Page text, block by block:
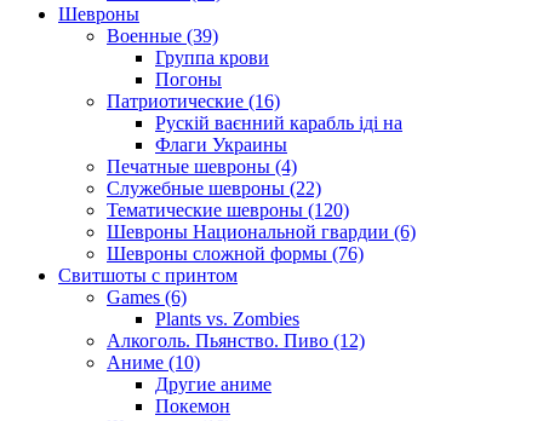
Шевроны
Военные (39)
Группа крови
Погоны
Патриотические (16)
Рускій ваєнний карабль іді на
Флаги Украины
Печатные шевроны (4)
Служебные шевроны (22)
Тематические шевроны (120)
Шевроны Национальной гвардии (6)
Шевроны сложной формы (76)
Свитшоты с принтом
Games (6)
Plants vs. Zombies
Алкоголь. Пьянство. Пиво (12)
Аниме (10)
Другие аниме
Покемон